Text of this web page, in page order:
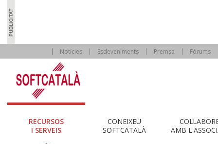
Notícies Esdeveniments Premsa Fòrums
RECURSOS
I SERVEIS
CONEIXEU
SOFTCATALÀ
AMB